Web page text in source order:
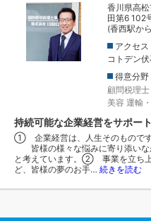
香川県高
田第6 102
(香西駅か
アクセス
コトデン
得意分
顧問税理士
美容 運輸
持続可能な企業経営をサポー
① 企業経営は、人生そのものです
皆様の様々な悩みに寄り添いな
と考えています。② 事業を立ち
ど、皆様の夢のお手… 続きを読む